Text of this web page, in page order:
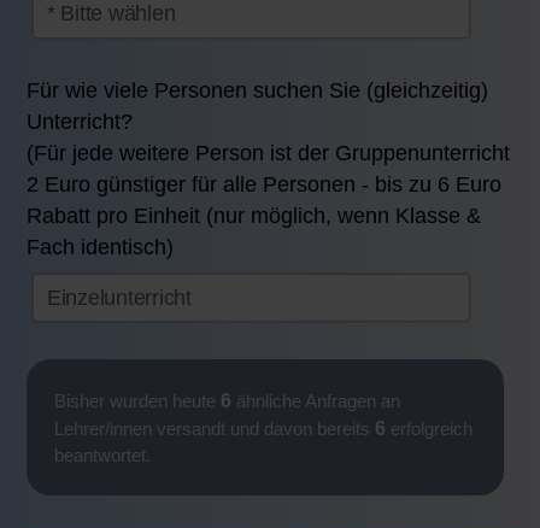
Für wie viele Personen suchen Sie (gleichzeitig)
Unterricht?
(Für jede weitere Person ist der Gruppenunterricht
2 Euro günstiger für alle Personen - bis zu 6 Euro
Rabatt pro Einheit (nur möglich, wenn Klasse &
Fach identisch)
Bisher wurden heute 6 ähnliche Anfragen an
Lehrer/innen versandt und davon bereits 6 erfolgreich
beantwortet.